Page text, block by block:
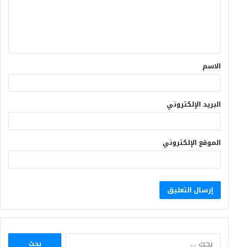
الاسم
البريد الإلكتروني
الموقع الإلكتروني
البحث